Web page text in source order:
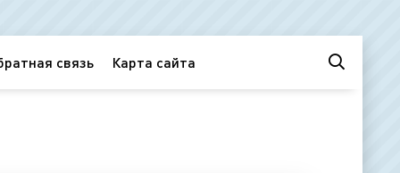
связь Карта сайта